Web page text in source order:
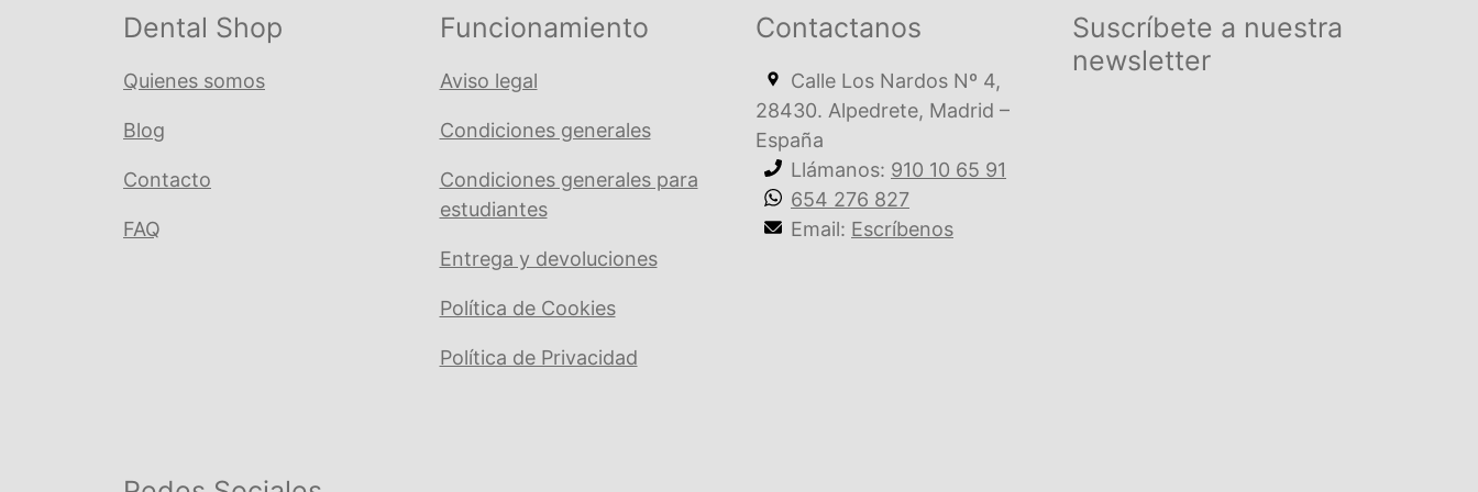
Dental Shop
Quienes somos
Blog
Contacto
FAQ
Funcionamiento
Aviso legal
Condiciones generales
Condiciones generales para
estudiantes
Entrega y devoluciones
Política de Cookies
Política de Privacidad
Contactanos
Calle Los Nardos Nº 4,
28430. Alpedrete, Madrid –
España
Llámanos: 910 10 65 91
654 276 827
Email: Escríbenos
Suscríbete a nuestra
newsletter